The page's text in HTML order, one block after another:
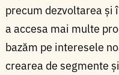
precum dezvoltarea și
a accesa mai multe
bazăm pe interesele
crearea de segmente